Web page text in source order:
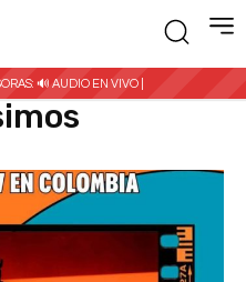
🔊 AUDIO EN VIVO |